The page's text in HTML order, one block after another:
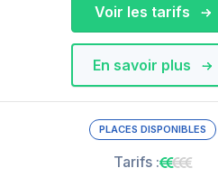
En savoir plus
Voir les tarifs
PLACES DISPONIBLES
Tarifs :